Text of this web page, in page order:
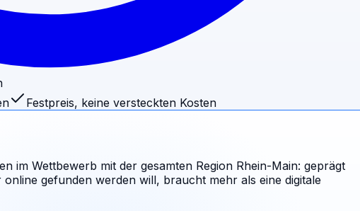
Festpreis, keine versteckten Kosten
im Wettbewerb mit der gesamten Region Rhein-Main: geprägt
gefunden werden will, braucht mehr als eine digitale